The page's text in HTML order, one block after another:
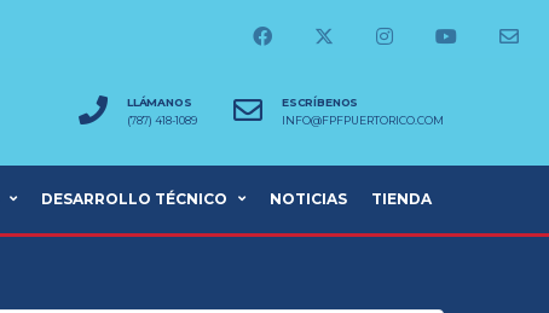
LLÁMANOS
(787) 418-1089
ESCRÍBENOS
INFO@FPFPUERTORICO.COM
DESARROLLO TÉCNICO NOTICIAS TIENDA